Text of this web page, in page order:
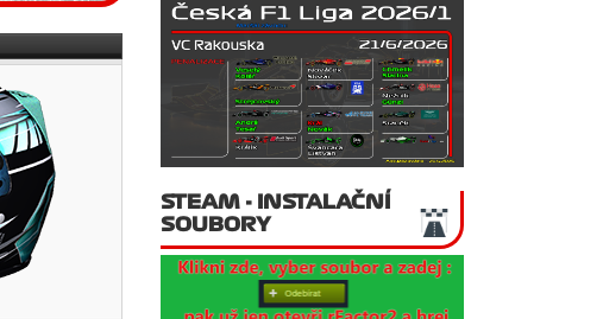
STEAM - INSTALAČNÍ
SOUBORY